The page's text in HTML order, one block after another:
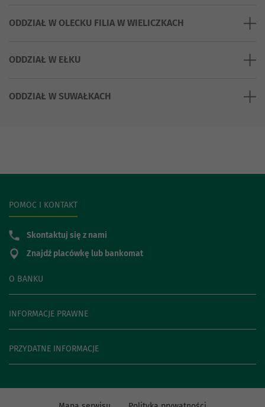
ODDZIAŁ W OLECKU FILIA W WIELICZKACH
ODDZIAŁ W EŁKU
ODDZIAŁ W SUWAŁKACH
O BANKU
INFORMACJE PRAWNE
PRZYDATNE INFORMACJE
POMOC I KONTAKT
Skontaktuj się z nami
Znajdź placówkę lub bankomat